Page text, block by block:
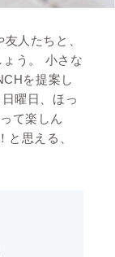
人たちと、
う。 小さな
を提案し
曜日、ほっ
て楽しん
と思える、